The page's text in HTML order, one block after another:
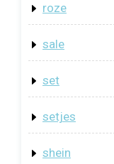
roze
sale
set
setjes
shein